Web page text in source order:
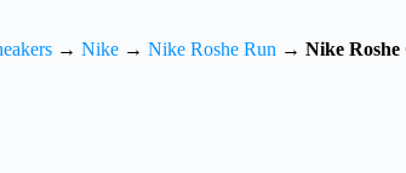
→ Nike → Nike Roshe Run → Nike Roshe